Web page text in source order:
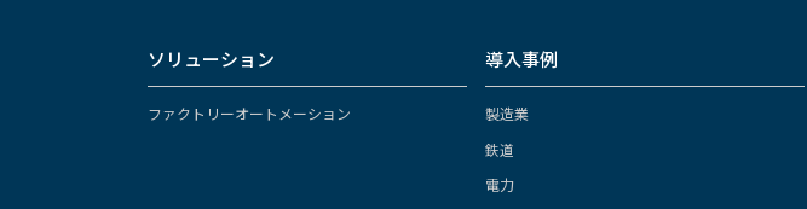
ソリューション
ファクトリーオートメーション
導入事例
製造業
鉄道
電力